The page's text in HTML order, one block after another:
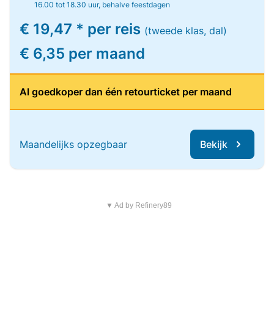
16.00 tot 18.30 uur, behalve feestdagen
€ 19,47 * per reis (tweede klas, dal)
€ 6,35 per maand
Al goedkoper dan één retourticket per maand
Maandelijks opzegbaar Bekijk
▼ Ad by Refinery89